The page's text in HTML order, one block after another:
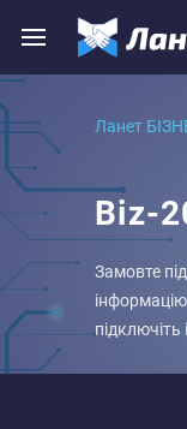
Ланет
Biz-
Замовте
підключіть